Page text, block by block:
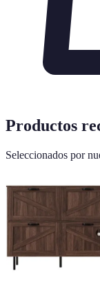
Productos
Seleccionados por